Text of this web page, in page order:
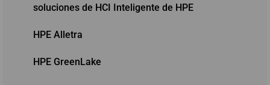
soluciones de HCI Inteligente de HPE
HPE Alletra
HPE GreenLake